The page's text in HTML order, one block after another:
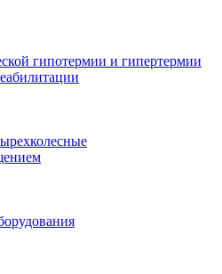
гипотермии и гипертермии